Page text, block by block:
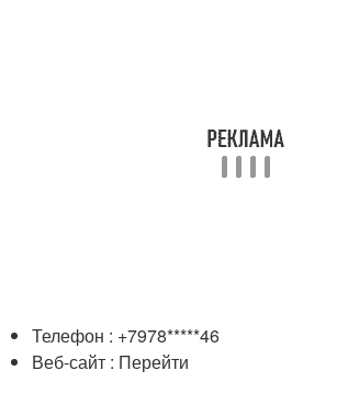
Телефон : +7978*****46
Веб-сайт : Перейти